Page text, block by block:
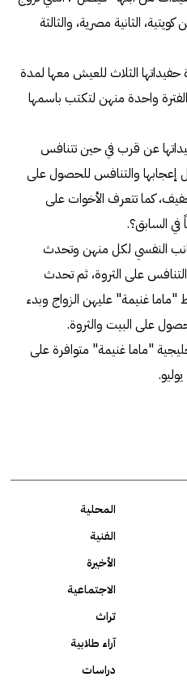
الثانية مصرية، والثالثة
حفيداتها الثلاث للعيش معها لمدة
واحدة منهن لتكتب باسمها
عن قرب في حين تتنافس
والتنافس للحصول على
كما تتعرف الأخوات على
السابق؟.
النفسي لكل منهن وتحدث
على الثروة، ثم تحدث
"ماما غنيمة" عليهن الزواج وبدء
على البيت والثروة.
"ماما غنيمة" متوافرة على
المحلية
الفنية
الأخيرة
الاجتماعية
تراث
آراء طلابية
دراسات